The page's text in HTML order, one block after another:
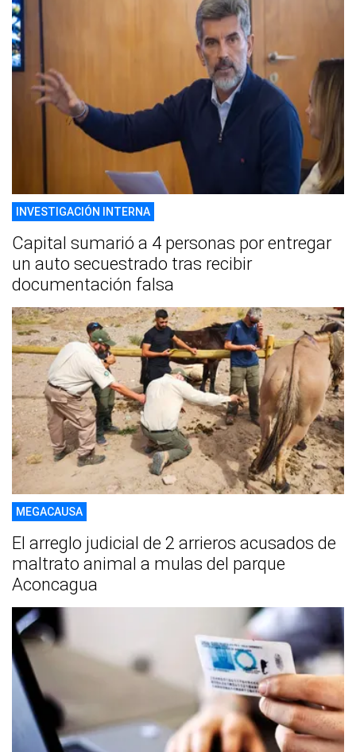
INVESTIGACIÓN INTERNA
Capital sumarió a 4 personas por entregar
un auto secuestrado tras recibir
documentación falsa
MEGACAUSA
El arreglo judicial de 2 arrieros acusados de
maltrato animal a mulas del parque
Aconcagua